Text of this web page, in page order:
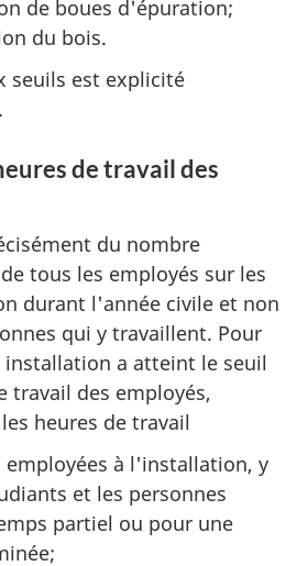
de boues d'épuration;
du bois.
seuils est explicité
de travail des
du nombre
tous les employés sur les
durant l'année civile et non
qui y travaillent. Pour
a atteint le seuil
travail des employés,
heures de travail
employées à l'installation, y
et les personnes
partiel ou pour une